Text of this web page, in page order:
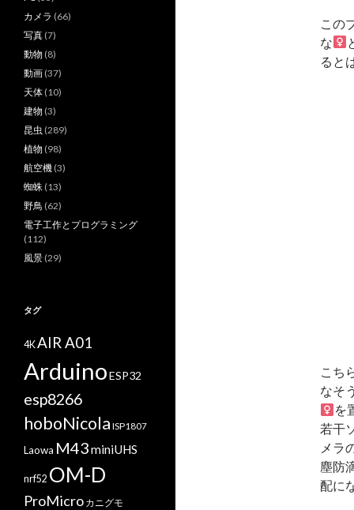
この
な
ると
こち
なそ
を
若干
メラ
塵防
配に
カメラ (66)
写真 (7)
動物 (8)
動画 (37)
天体 (10)
建物 (3)
昆虫 (289)
植物 (98)
航空機 (3)
蜘蛛 (13)
野鳥 (62)
電子工作とプログラミング
(112)
風景 (29)
タグ
4KAIR A01
ArduinoESP32
esp8266
hoboNicola ISP1807
Laowa M43miniUHS
nrf52 OM-D
ProMicro カニグモ